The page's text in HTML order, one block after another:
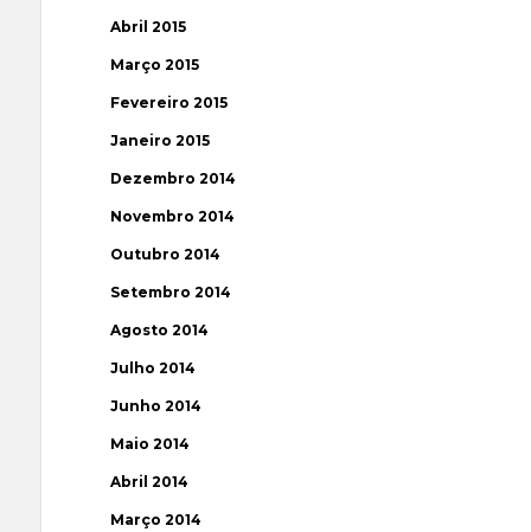
Abril 2015
Março 2015
Fevereiro 2015
Janeiro 2015
Dezembro 2014
Novembro 2014
Outubro 2014
Setembro 2014
Agosto 2014
Julho 2014
Junho 2014
Maio 2014
Abril 2014
Março 2014